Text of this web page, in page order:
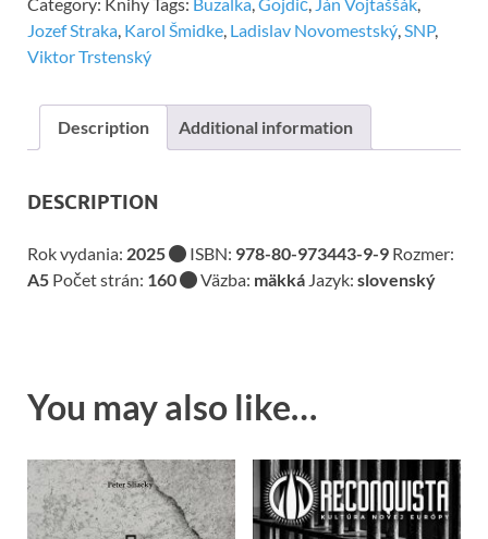
Jozef Straka Karol Šmidke Ladislav Novomestský SNP,
Viktor Trstenský
Description Additional information
DESCRIPTION
Rok vydania: 2025 ISBN: 978-80-973443-9-9 Rozmer:
A5 Počet strán: 160 Väzba: mäkká Jazyk: slovenský
You may also like…